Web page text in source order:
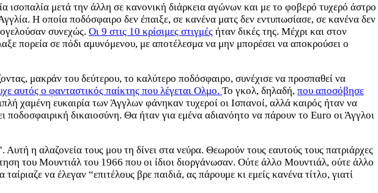
μετά την άλλη σε κανονική διάρκεια αγώνων και με το φοβερό τυχερό άστρο
Η οποία ποδόσφαιρο δεν έπαιξε, σε κανένα ματς δεν εντυπωσίασε, σε κανένα δεν
συνεχώς. Οι 9 στις 10 κρίσιμες στιγμές ήταν δικές της. Μέχρι και στον
πορεία σε πόδι αμυνόμενου, με αποτέλεσμα να μην μπορέσει να αποκρούσει ο
μακράν του δεύτερου, το καλύτερο ποδόσφαιρο, συνέχισε να προσπαθεί να
αυτός ο φανταστικός παίκτης που λέγεται Ολμο. Το γκολ, δηλαδή, που αποσόβησε
χαμένη ευκαιρία των Άγγλων φάνηκαν τυχεροί οι Ισπανοί, αλλά καιρός ήταν να
ποδοσφαιρική δικαιοσύνη. Θα ήταν για εμένα αδιανόητο να πάρουν το Εuro οι Άγγλοι
η αλαζονεία τους μου τη δίνει στα νεύρα. Θεωρούν τους εαυτούς τους πατριάρχες
του Μουντιάλ του 1966 που οι ίδιοι διοργάνωσαν. Ούτε άλλο Μουντιάλ, ούτε άλλο
να έλεγαν “επιτέλους βρε παιδιά, ας πάρουμε κι εμείς κανένα τίτλο, γιατί